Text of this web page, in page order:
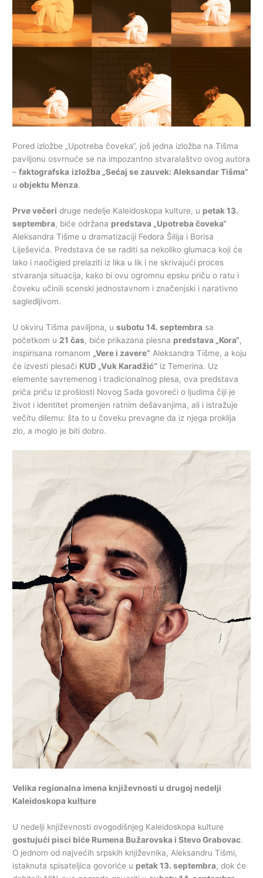
Pored izložbe „Upotreba čoveka“, još jedna izložba na Tišma
paviljonu osvrnuće se na impozantno stvaralaštvo ovog autora
–faktografska izložba „Sećaj se zauvek: Aleksandar Tišma”
uobjektu Menza.
Prve večeri druge nedelje Kaleidoskopa kulture, u petak 13.
septembra, biće održana predstava „Upotreba čoveka“
Aleksandra Tišme u dramatizaciji Fedora Šilija i Borisa
Liješevića. Predstava će se raditi sa nekoliko glumaca koji će
lako i naočigled prelaziti iz lika u lik i ne skrivajući proces
stvaranja situacija, kako bi ovu ogromnu epsku priču o ratu i
čoveku učinili scenski jednostavnom i značenjski i narativno
sagledljivom.
U okviru Tišma paviljona, usubotu 14. septembra sa
početkom u 21 čas, biće prikazana plesna predstava „Kora“,
inspirisana romanom „Vere i zavere“ Aleksandra Tišme, a koju
će izvesti plesači KUD „Vuk Karadžić“ iz Temerina. Uz
elemente savremenog i tradicionalnog plesa, ova predstava
priča priču iz prošlosti Novog Sada govoreći o ljudima čiji je
život i identitet promenjen ratnim dešavanjima, ali i istražuje
večitu dilemu: šta to u čoveku prevagne da iz njega proklija
zlo, a moglo je biti dobro.
Velika regionalna imena književnosti u drugoj nedelji
Kaleidoskopa kulture
U nedelji književnosti ovogodišnjeg Kaleidoskopa kulture
gostujući pisci biće Rumena Bužarovska i Stevo Grabovac.
O jednom od najvećih srpskih književnika, Aleksandru Tišmi,
istaknuta spisateljica govoriće u petak 13. septembra, dok će